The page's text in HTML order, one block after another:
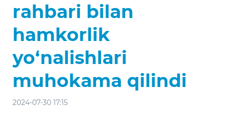
rahbari bilan
hamkorlik
yo‘nalishlari
muhokama qilindi
2024-07-30 17:15